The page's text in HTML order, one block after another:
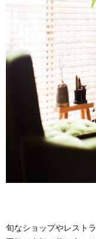
旬なショップやレスト